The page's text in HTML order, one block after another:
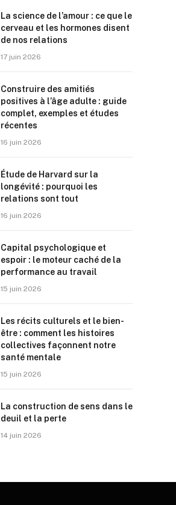
La science de l’amour : ce que le
cerveau et les hormones disent
de nos relations
17 juin 2026
Construire des amitiés
positives à l’âge adulte : guide
complet, exemples et études
récentes
16 juin 2026
Étude de Harvard sur la
longévité : pourquoi les
relations sont tout
16 juin 2026
Capital psychologique et
espoir : le moteur caché de la
performance au travail
15 juin 2026
Les récits culturels et le bien-
être : comment les histoires
collectives façonnent notre
santé mentale
15 juin 2026
La construction de sens dans le
deuil et la perte
14 juin 2026